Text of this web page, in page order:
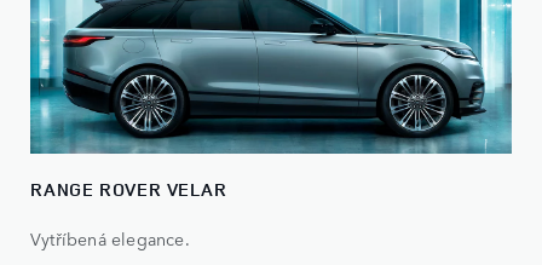
RANGE ROVER VELAR
Vytříbená elegance.